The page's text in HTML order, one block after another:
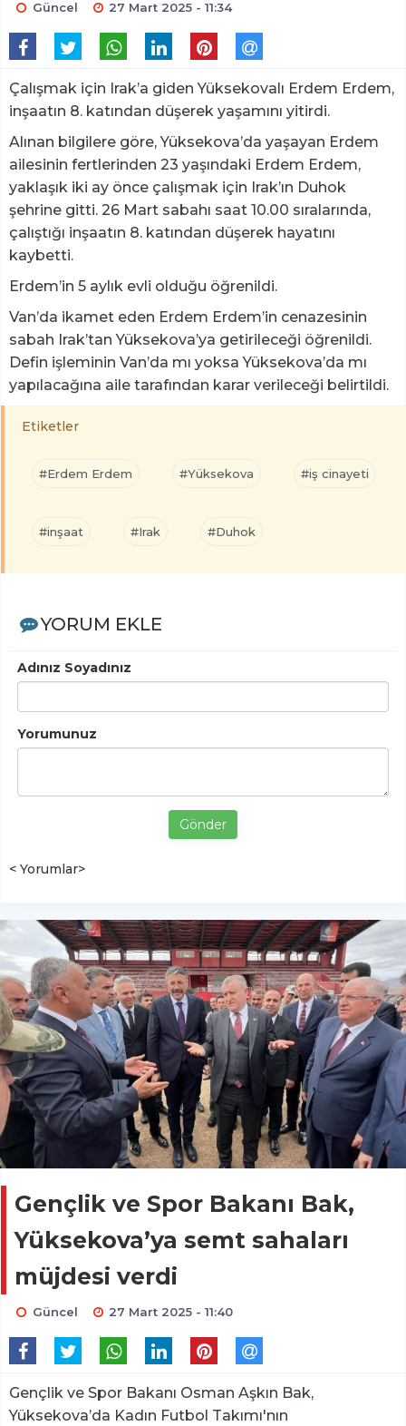
Güncel 27 Mart 2025 - 11:34
Çalışmak için Irak’a giden Yüksekovalı Erdem Erdem,
inşaatın 8. katından düşerek yaşamını yitirdi.
Alınan bilgilere göre, Yüksekova’da yaşayan Erdem
ailesinin fertlerinden 23 yaşındaki Erdem Erdem,
yaklaşık iki ay önce çalışmak için Irak’ın Duhok
şehrine gitti. 26 Mart sabahı saat 10.00 sıralarında,
çalıştığı inşaatın 8. katından düşerek hayatını
kaybetti.
Erdem’in 5 aylık evli olduğu öğrenildi.
Van’da ikamet eden Erdem Erdem’in cenazesinin
sabah Irak’tan Yüksekova’ya getirileceği öğrenildi.
Defin işleminin Van’da mı yoksa Yüksekova’da mı
yapılacağına aile tarafından karar verileceği belirtildi.
Etiketler
#Erdem Erdem #Yüksekova #iş cinayeti
#inşaat #Irak #Duhok
YORUM EKLE
Adınız Soyadınız
Yorumunuz
Gönder
< Yorumlar>
Gençlik ve Spor Bakanı Bak,
Yüksekova’ya semt sahaları
müjdesi verdi
Güncel 27 Mart 2025 - 11:40
Gençlik ve Spor Bakanı Osman Aşkın Bak,
Yüksekova’da Kadın Futbol Takımı'nın